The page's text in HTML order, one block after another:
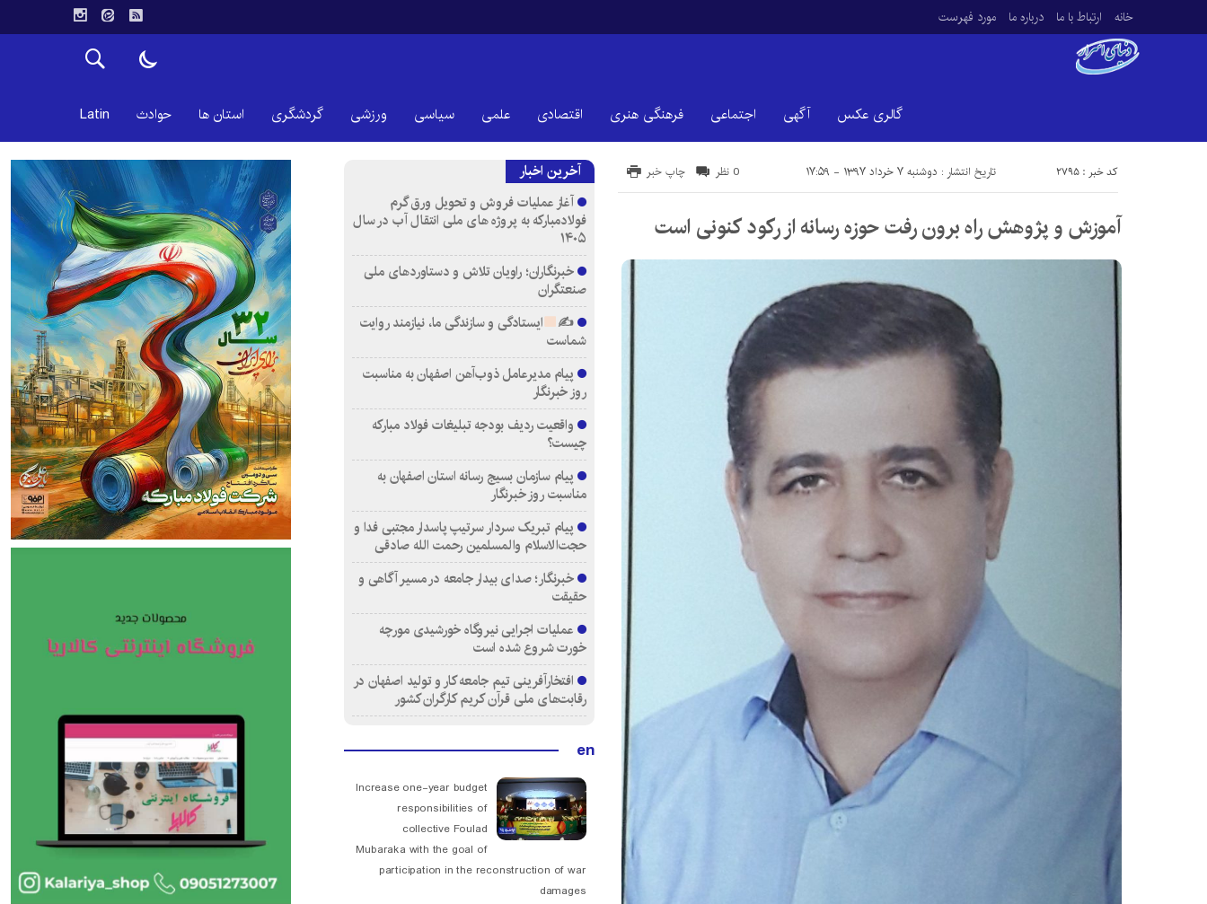
خانه ارتباط با ما درباره ما مورد فهرست
گالری عکس آگهی اجتماعی فرهنگی هنری اقتصادی علمی سیاسی ورزشی گردشگری استان ها حوادث Latin
تاریخ انتشار : دوشنبه ۷ خرداد ۱۳۹۷ - ۱۷:۵۹ کد خبر : 2795 چاپ خبر 0 نظر
آموزش و پژوهش راه برون‌ رفت حوزه رسانه از رکود کنونی است
آخرین اخبار
آغاز عملیات فروش و تحویل ورق گرم
فولادمبارکه به پروژه های ملی انتقال آب در سال
۱۴۰۵
خبرنگاران؛ راویان تلاش و دستاوردهای ملی
صنعتگران
✍
ایستادگی و سازندگی ما، نیازمند روایت
شماست
پیام مدیرعامل ذوب‌آهن اصفهان به مناسبت
روز خبرنگار
واقعیت ردیف بودجه تبلیغات فولاد مبارکه
چیست؟
پیام سازمان بسیج رسانه استان اصفهان به
مناسبت روز خبرنگار
پیام تبریک سردار سرتیپ پاسدار مجتبی فدا و
حجت‌الاسلام والمسلمین رحمت الله صادقی
خبرنگار؛ صدای بیدار جامعه در مسیر آگاهی و
حقیقت
عملیات اجرایی نیروگاه خورشیدی مورچه
خورت شروع شده است
افتخارآفرینی تیم جامعه کار و تولید اصفهان در
رقابت‌های ملی قرآن کریم کارگران کشور
en
Increase one-year budget
responsibilities of
collective Foulad
Mubaraka with the goal of
participation in the reconstruction of war
damages